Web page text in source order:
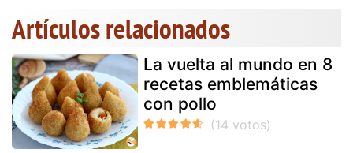
Artículos relacionados
La vuelta al mundo en 8
recetas emblemáticas
con pollo